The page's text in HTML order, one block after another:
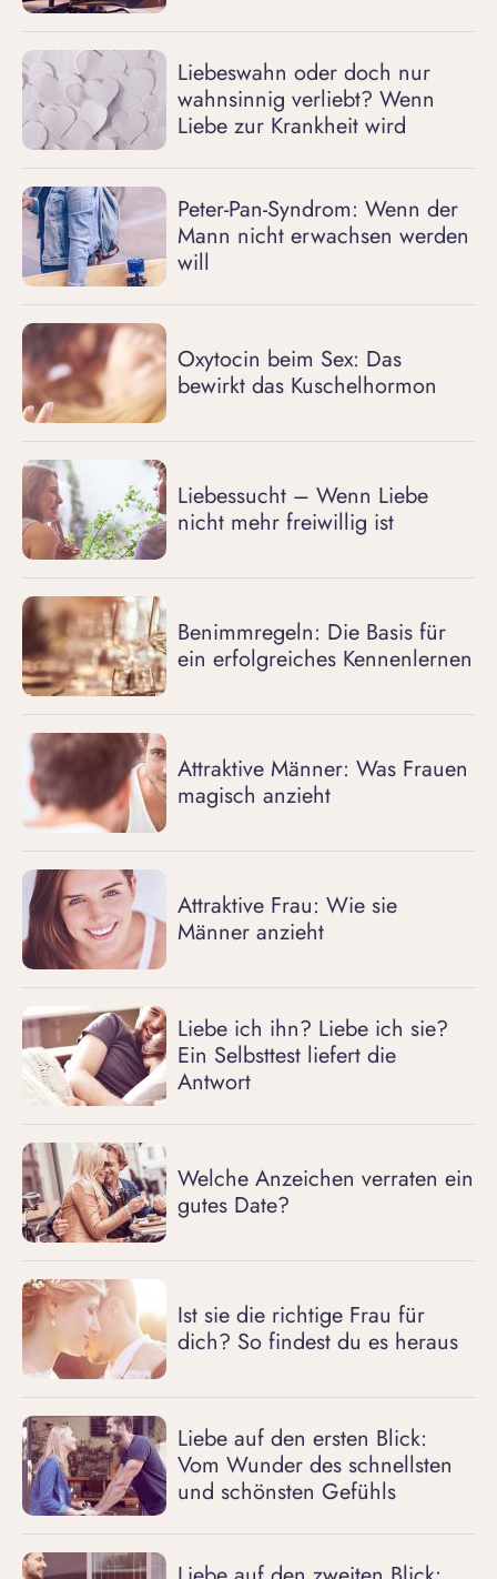
Liebeswahn oder doch nur
wahnsinnig verliebt? Wenn
Liebe zur Krankheit wird
Peter-Pan-Syndrom: Wenn der
Mann nicht erwachsen werden
will
Oxytocin beim Sex: Das
bewirkt das Kuschelhormon
Liebessucht – Wenn Liebe
nicht mehr freiwillig ist
Benimmregeln: Die Basis für
ein erfolgreiches Kennenlernen
Attraktive Männer: Was Frauen
magisch anzieht
Attraktive Frau: Wie sie
Männer anzieht
Liebe ich ihn? Liebe ich sie?
Ein Selbsttest liefert die
Antwort
Welche Anzeichen verraten ein
gutes Date?
Ist sie die richtige Frau für
dich? So findest du es heraus
Liebe auf den ersten Blick:
Vom Wunder des schnellsten
und schönsten Gefühls